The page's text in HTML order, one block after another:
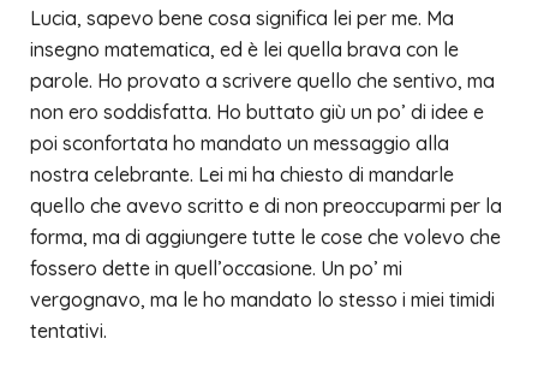
Lucia, sapevo bene cosa significa lei per me. Ma
insegno matematica, ed è lei quella brava con le
parole. Ho provato a scrivere quello che sentivo, ma
non ero soddisfatta. Ho buttato giù un po’ di idee e
poi sconfortata ho mandato un messaggio alla
nostra celebrante. Lei mi ha chiesto di mandarle
quello che avevo scritto e di non preoccuparmi per la
forma, ma di aggiungere tutte le cose che volevo che
fossero dette in quell’occasione. Un po’ mi
vergognavo, ma le ho mandato lo stesso i miei timidi
tentativi.